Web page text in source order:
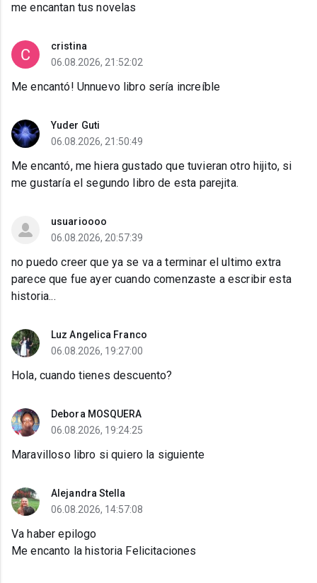
me encantan tus novelas
cristina
06.08.2026, 21:52:02
Me encantó! Unnuevo libro sería increíble
Yuder Guti
06.08.2026, 21:50:49
Me encantó, me hiera gustado que tuvieran otro hijito, si
me gustaría el segundo libro de esta parejita.
usuarioooo
06.08.2026, 20:57:39
no puedo creer que ya se va a terminar el ultimo extra
parece que fue ayer cuando comenzaste a escribir esta
historia...
Luz Angelica Franco
06.08.2026, 19:27:00
Hola, cuando tienes descuento?
Debora MOSQUERA
06.08.2026, 19:24:25
Maravilloso libro si quiero la siguiente
Alejandra Stella
06.08.2026, 14:57:08
Va haber epilogo
Me encanto la historia Felicitaciones